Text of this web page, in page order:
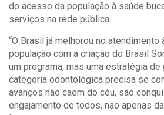
do acesso da população à saúde
serviços na rede pública.
“O Brasil já melhorou no atendimento
população com a criação do Brasil
um programa, mas uma estratégia de
categoria odontológica precisa se
avanços não caem do céu, são
engajamento de todos, não apenas